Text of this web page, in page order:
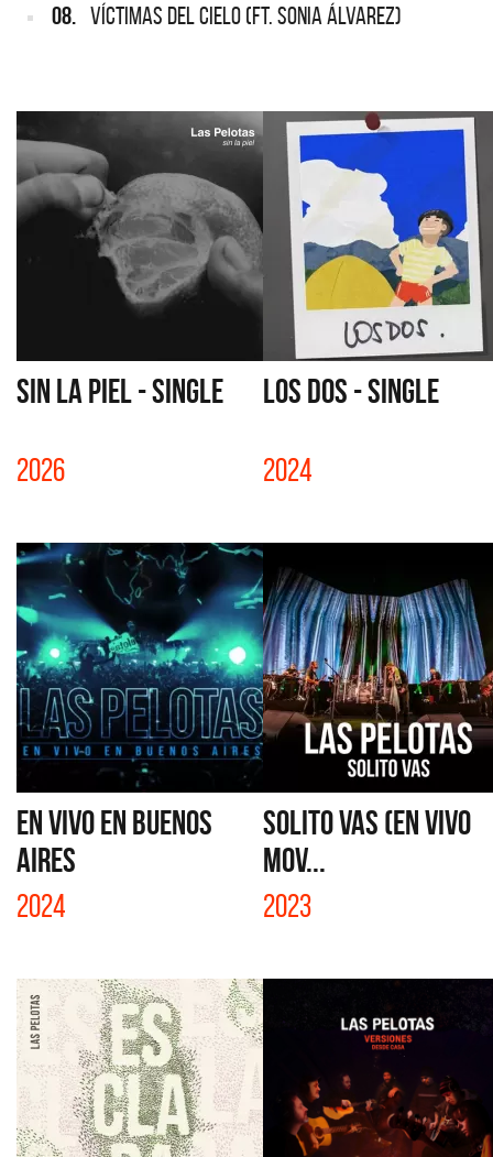
08. VÍCTIMAS DEL CIELO (FT. SONIA ÁLVAREZ)
SIN LA PIEL - SINGLE
2026
LOS DOS - SINGLE
2024
EN VIVO EN BUENOS
AIRES
2024
SOLITO VAS (EN VIVO
MOV...
2023